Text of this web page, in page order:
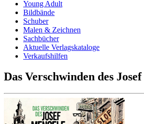
Young Adult
Bildbände
Schuber
Malen & Zeichnen
Sachbücher
Aktuelle Verlagskataloge
Verkaufshilfen
Das Verschwinden des